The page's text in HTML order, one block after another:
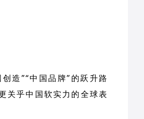
造”“中国品牌”的跃升路
关乎中国软实力的全球表